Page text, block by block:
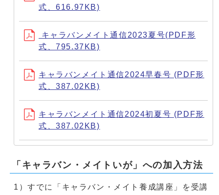
式、616.97KB)
キャラバンメイト通信2023夏号(PDF形
式、795.37KB)
キャラバンメイト通信2024早春号 (PDF形
式、387.02KB)
キャラバンメイト通信2024初夏号 (PDF形
式、387.02KB)
「キャラバン・メイトいが」への加入方法
1）すでに「キャラバン・メイト養成講座」を受講